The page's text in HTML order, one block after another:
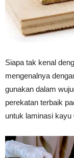
Tahan
Lama
Siapa tak kenal
mengenalnya
gunakan dalam
perekatan terbaik
untuk laminasi kayu